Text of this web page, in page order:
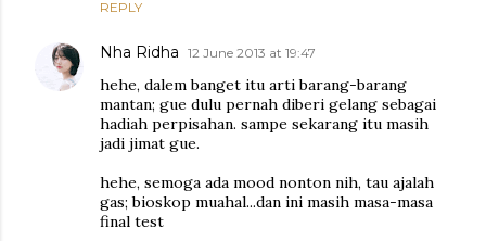
REPLY
Nha Ridha 12 June 2013 at 19:47
hehe, dalem banget itu arti barang-barang
mantan; gue dulu pernah diberi gelang sebagai
hadiah perpisahan. sampe sekarang itu masih
jadi jimat gue.
hehe, semoga ada mood nonton nih, tau ajalah
gas; bioskop muahal...dan ini masih masa-masa
final test